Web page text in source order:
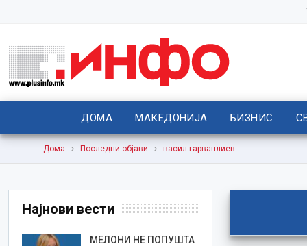
ДОМА МАКЕДОНИЈА БИЗНИС
Дома Последни објави васил гарванлиев
Најнови вести
МЕЛОНИ НЕ ПОПУШТА